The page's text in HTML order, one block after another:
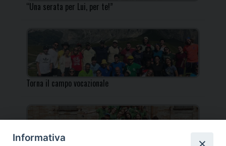
“Una serata per Lui, per te!”
Torna il campo vocazionale
Informativa